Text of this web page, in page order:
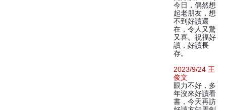
今日，偶然想
起老朋友，想
不到好讀還
在，令人又驚
又喜。祝福好
讀，好讀長
存。
2023/9/24 王
俊文
眼力不好，多
年沒來好讀看
書，今天再訪